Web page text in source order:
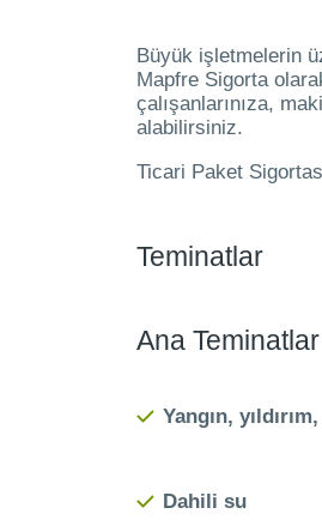
Büyük işletmelerin
Mapfre Sigorta
çalışanlarınıza,
alabilirsiniz.
Ticari Paket
Teminatlar
Ana
Yangın,
Dahili su